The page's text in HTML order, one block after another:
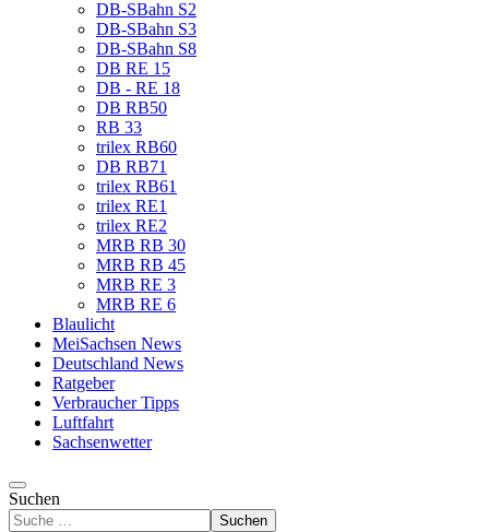
DB-SBahn S2
DB-SBahn S3
DB-SBahn S8
DB RE 15
DB - RE 18
DB RB50
RB 33
trilex RB60
DB RB71
trilex RB61
trilex RE1
trilex RE2
MRB RB 30
MRB RB 45
MRB RE 3
MRB RE 6
Blaulicht
MeiSachsen News
Deutschland News
Ratgeber
Verbraucher Tipps
Luftfahrt
Sachsenwetter
Suchen
Suchen